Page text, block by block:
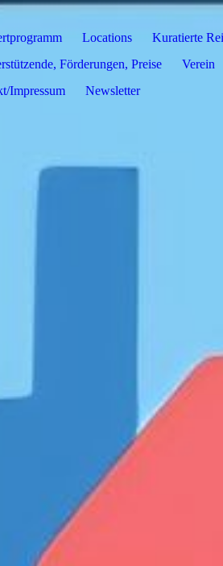
Locations
Kuratierte
Förderungen, Preise Verein
Impressum Newsletter